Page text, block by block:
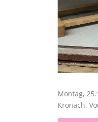
Montag,
Kronach.